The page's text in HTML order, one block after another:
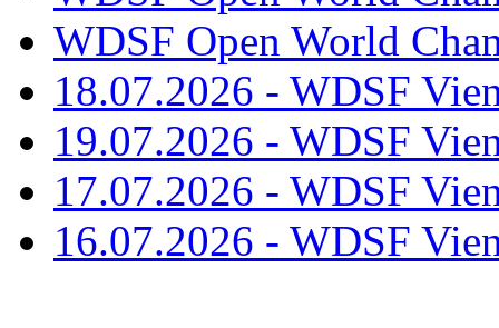
WDSF Open World
18.07.2026 - WDSF
19.07.2026 - WDSF
17.07.2026 - WDSF
16.07.2026 - WDSF